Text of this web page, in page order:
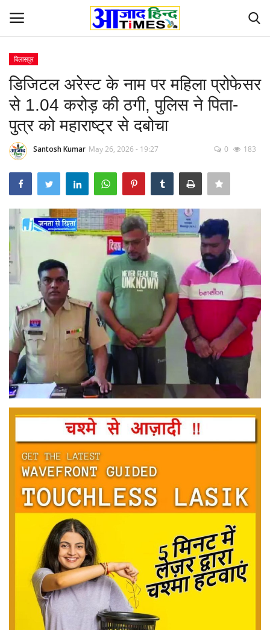
Home
ओडिशा
Contact
छत्तीसगढ़ राज्य
दुनिया
सेहत
धर्म
करियर
राशिफल
खेल
बिजनेस
फोटो
बिलासपुर
डिजिटल अरेस्ट के नाम पर महिला प्रोफेसर
से 1.04 करोड़ की ठगी, पुलिस ने पिता-
पुत्र को महाराष्ट्र से दबोचा
Santosh Kumar May 26, 2026 - 19:27 0 183